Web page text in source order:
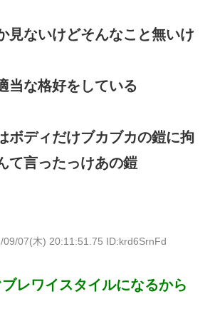
見ないけどそんなこと無いけ
当な格好をしている
ボディだけブカブカの鎧に拘
て言ったっけあの鎧
09/07(木) 20:11:51.75 ID:krd6SrnFd
レワイスタイルになるから